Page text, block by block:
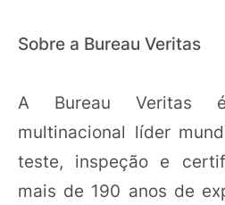
Sobre a Bureau Veritas
A Bureau Veritas
multinacional líder
teste, inspeção e
mais de 190 anos de